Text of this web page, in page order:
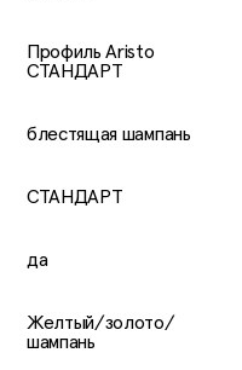
Профиль Aristo
СТАНДАРТ
блестящая шампань
СТАНДАРТ
да
Желтый/золото/
шампань